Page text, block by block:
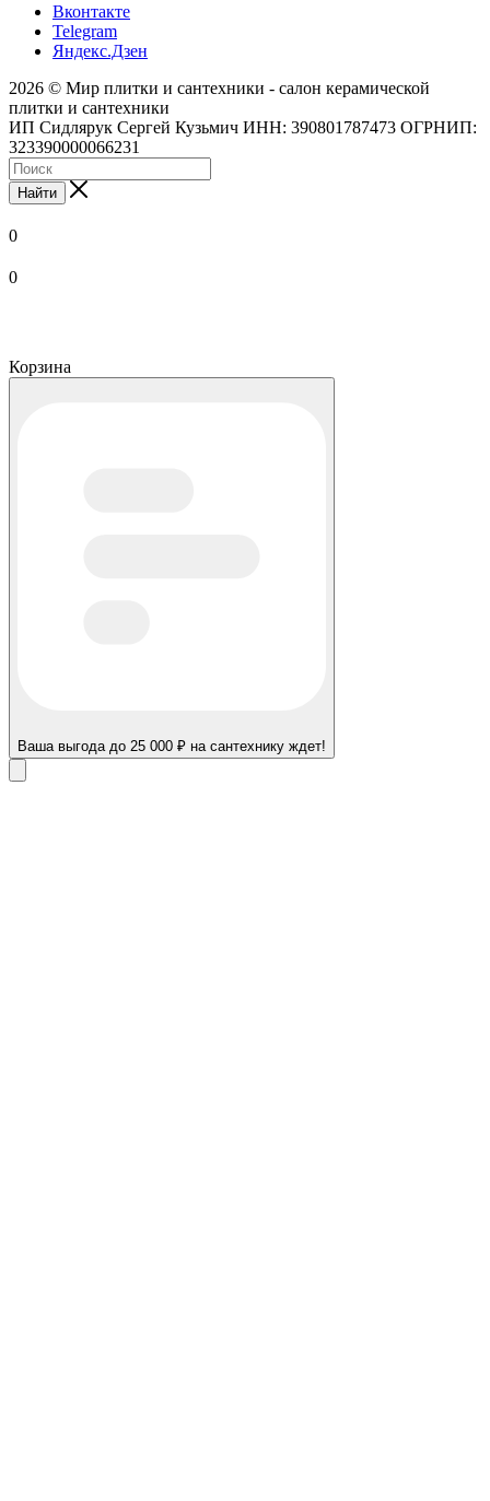
Вконтакте
Telegram
Яндекс.Дзен
2026 © Мир плитки и сантехники - салон керамической
плитки и сантехники
ИП Сидлярук Сергей Кузьмич ИНН: 390801787473 ОГРНИП:
323390000066231
Найти
0
0
Корзина
Ваша выгода до 25 000 ₽ на сантехнику ждет!